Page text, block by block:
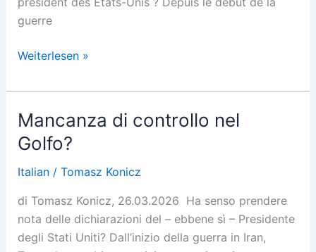
guerre
Une
de
contrôle
dans
le
Golfe
Weiterlesen »
Mancanza di controllo nel
Golfo?
Italian/ Tomasz Konicz
di Tomasz Konicz, 26.03.2026 Ha senso prendere
nota delle dichiarazioni del – ebbene sì – Presidente
degli Stati Uniti? Dall’inizio della guerra in Iran,